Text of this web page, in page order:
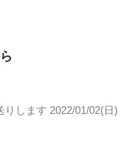
りします 2022/01/02(日)